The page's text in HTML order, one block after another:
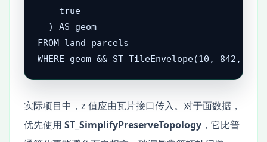
    true
  ) AS geom
FROM land_parcels
WHERE geom && ST_TileEnvelope(10, 842,
实际项目中，z 值应由瓦片接口传入。对于面数据，
优先使用 ST_SimplifyPreserveTopology ，它比普